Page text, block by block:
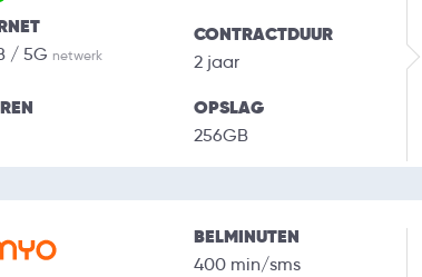
/ 5G netwerk
CONTRACTDUUR
2 jaar
OPSLAG
256GB
BELMINUTEN
400 min/sms